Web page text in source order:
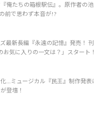
俺たちの箱根駅伝』。原作者の
前で思わず本音が!?
最新長編『永遠の記憶』発売！
お気に入りの一文は？」スタート！
…ミュージカル『民王』制作発表
登壇！